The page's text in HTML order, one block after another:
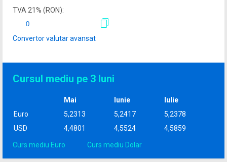
TVA 21% (RON):
Convertor valutar avansat
Cursul mediu pe 3 luni
Mai Iunie
Iulie
Euro
5,2313 5,2417
5,2378
USD
4,4801 4,5524 4,5859
Curs mediu Euro Curs mediu Dolar